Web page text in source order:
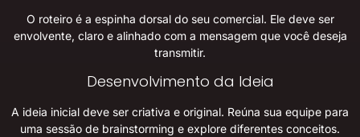
O roteiro é a espinha dorsal do seu comercial. Ele deve ser
envolvente, claro e alinhado com a mensagem que você deseja
transmitir.
Desenvolvimento da Ideia
A ideia inicial deve ser criativa e original. Reúna sua equipe para
uma sessão de brainstorming e explore diferentes conceitos.